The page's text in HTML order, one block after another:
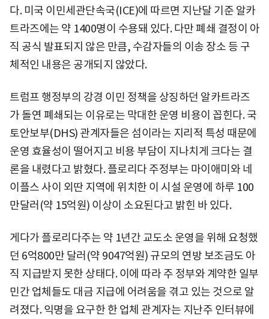
다. 미국 이민세관단속국(ICE)에 따르면 지난달 기준 알카
트라즈에는 약 1400명이 수용돼 있다. 다만 폐쇄 결정이 아
직 공식 발표되지 않은 만큼, 수감자들의 이송 장소 등 구
체적인 내용은 공개되지 않았다.
트럼프 행정부의 강경 이민 정책을 상징하던 알카트라즈
가 돌연 폐쇄되는 이유로는 막대한 운영 비용이 꼽힌다. 국
토안보부(DHS) 관계자들은 섬이라는 지리적 특성 때문에
운영 효율성이 떨어지고 비용 부담이 지나치게 크다는 결
론을 내렸다고 밝혔다. 플로리다 주정부는 마이애미와 네
이플스 사이 외딴 지역에 위치한 이 시설 운영에 하루 100
만달러(약 15억원) 이상이 소요된다고 밝힌 바 있다.
게다가 플로리다주는 약 1년간 교도소 운영을 위해 요청했
던 6억800만 달러(약 9047억원) 규모의 연방 보조금도 아
직 지급받지 못한 상태다. 이에 따라 주 정부와 계약한 일부
민간 업체들도 대금 지급에 어려움을 겪고 있는 것으로 알
려졌다. 익명을 요구한 한 업체 관계자는 지난주 인터뷰에